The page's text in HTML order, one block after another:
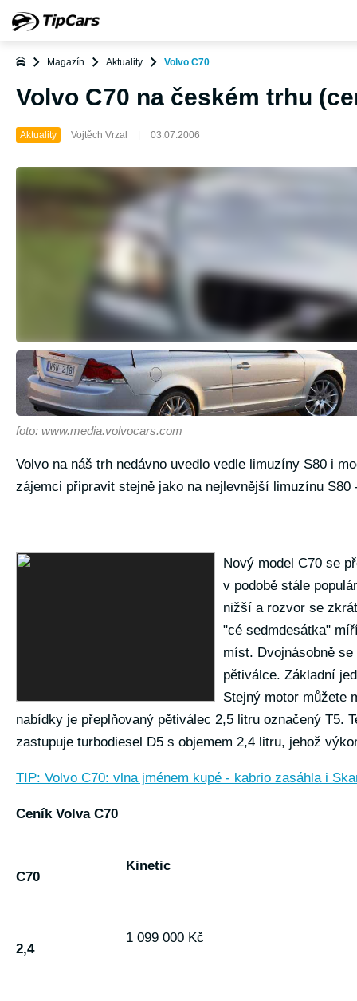
Magazín Aktuality Volvo C70
Volvo C70 na českém trhu
Aktuality Vojtěch Vrzal 03.07.2006
foto: www.media.volvocars.com
Volvo na náš trh nedávno uvedlo vedle limuzíny S80 i
zájemci připravit stejně jako na nejlevnější limuzínu S80
Nový model C70 se
v podobě stále
nižší a rozvor se
"cé sedmdesátka"
míst. Dvojnásobně
pětiválce. Základní
Stejný motor můžete
nabídky je přeplňovaný pětiválec 2,5 litru označený T5.
zastupuje turbodiesel D5 s objemem 2,4 litru, jehož
TIP: Volvo C70: vlna jménem kupé - kabrio zasáhla i
Ceník Volva C70
C70
Kinetic
2,4
1 099 000 Kč